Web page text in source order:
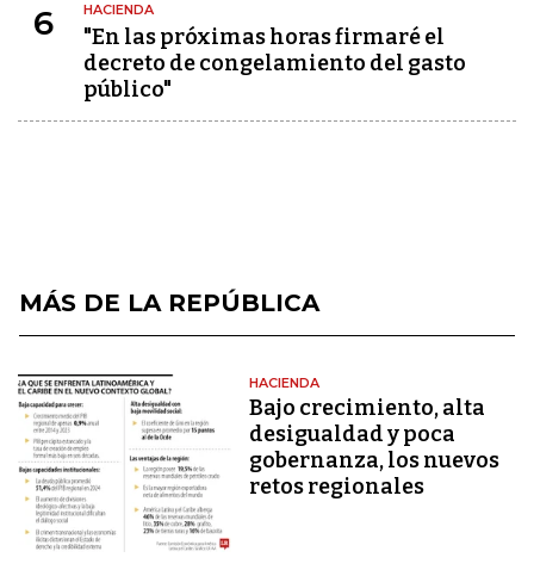
6 HACIENDA
"En las próximas horas firmaré el
decreto de congelamiento del gasto
público"
MÁS DE LA REPÚBLICA
HACIENDA
Bajo crecimiento, alta
desigualdad y poca
gobernanza, los nuevos
retos regionales